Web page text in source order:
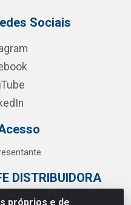
próprios e de
Sociais
DISTRIBUIDORA